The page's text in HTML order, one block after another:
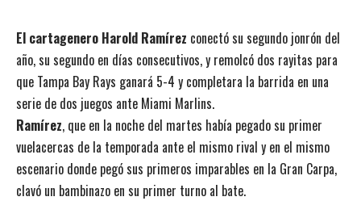
El cartagenero Harold Ramírez conectó su segundo jonrón del
año, su segundo en días consecutivos, y remolcó dos rayitas para
que Tampa Bay Rays ganará 5-4 y completara la barrida en una
serie de dos juegos ante Miami Marlins.
Ramírez, que en la noche del martes había pegado su primer
vuelacercas de la temporada ante el mismo rival y en el mismo
escenario donde pegó sus primeros imparables en la Gran Carpa,
clavó un bambinazo en su primer turno al bate.